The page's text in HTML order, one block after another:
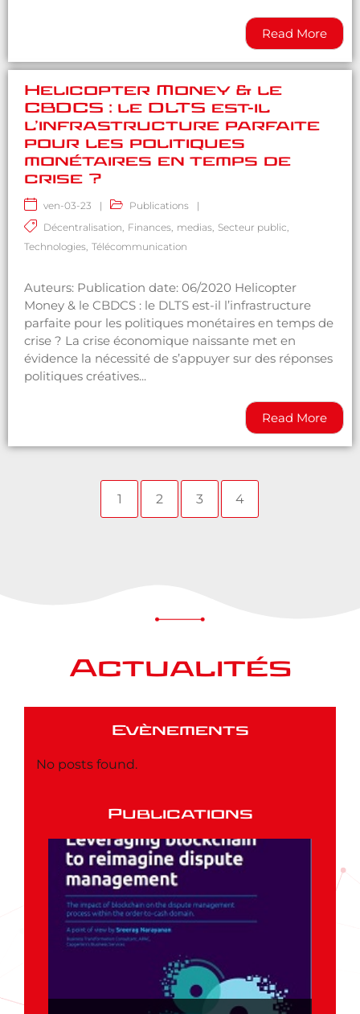
Read More
Helicopter Money & le
CBDCS : le DLTS est-il
l’infrastructure parfaite
pour les politiques
monétaires en temps de
crise ?
ven-03-23 | Publications
|
Décentralisation Finances medias Secteur public
Technologies Télécommunication
Auteurs: Publication date: 06/2020 Helicopter
Money & le CBDCS : le DLTS est-il l’infrastructure
parfaite pour les politiques monétaires en temps de
crise ? La crise économique naissante met en
évidence la nécessité de s’appuyer sur des réponses
politiques créatives...
Read More
1 2 3 4
Actualités
Evènements
No posts found.
Publications